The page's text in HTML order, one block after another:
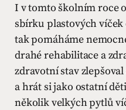
I v tomto školním roce
sbírku plastových víček
tak pomáháme
drahé rehabilitace a
zdravotní stav
a hrát si jako ostatní
několik velkých pytlů